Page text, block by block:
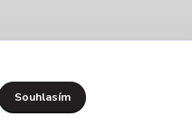
Neváhejte se zeptat:
Souhlasím